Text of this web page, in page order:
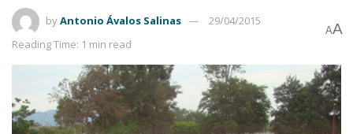
byAntonio Ávalos Salinas
29/04/2015
Reading Time: 1 min read
AA